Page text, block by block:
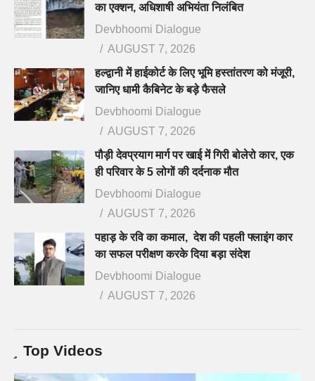
का एक्शन, अधिशाषी अभियंता निलंबित
Devbhoomi Dialogue
AUGUST 7, 2026
हल्द्वानी में हाईकोर्ट के लिए भूमि हस्तांतरण को मंजूरी,
जानिए धामी कैबिनेट के बड़े फैसले
Devbhoomi Dialogue
AUGUST 7, 2026
पौड़ी देवप्रयाग मार्ग पर खाई में गिरी बोलेरो कार, एक
ही परिवार के 5 लोगों की दर्दनाक मौत
Devbhoomi Dialogue
AUGUST 7, 2026
पहाड़ के रवि का कमाल, देश की पहली फ्लाइंग कार
का सफल परीक्षण करके दिया बड़ा संदेश
Devbhoomi Dialogue
AUGUST 7, 2026
Top Videos